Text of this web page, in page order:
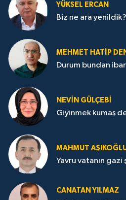
YÜKSEL ERCAN
Biz ne ara yenildik?
MEHMET HATİP
Durum bundan
NEVİN GÜLÇEBİ
Giyinmek kumaş
MAHMUT
Yavru vatanın gazi
CANATAN YILMAZ